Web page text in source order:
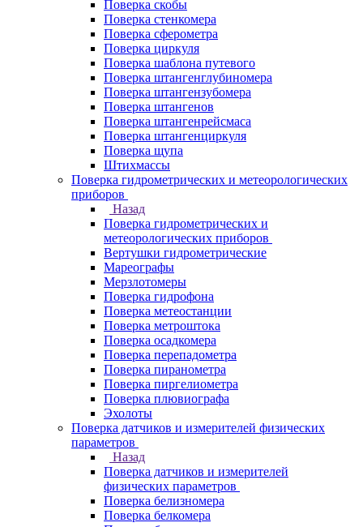
Поверка скобы
Поверка стенкомера
Поверка сферометра
Поверка циркуля
Поверка шаблона путевого
Поверка штангенглубиномера
Поверка штангензубомера
Поверка штангенов
Поверка штангенрейсмаса
Поверка штангенциркуля
Поверка щупа
Штихмассы
Поверка гидрометрических и метеорологических
приборов
Назад
Поверка гидрометрических и
метеорологических приборов
Вертушки гидрометрические
Мареографы
Мерзлотомеры
Поверка гидрофона
Поверка метеостанции
Поверка метроштока
Поверка осадкомера
Поверка перепадометра
Поверка пиранометра
Поверка пиргелиометра
Поверка плювиографа
Эхолоты
Поверка датчиков и измерителей физических
параметров
Назад
Поверка датчиков и измерителей
физических параметров
Поверка белизномера
Поверка белкомера